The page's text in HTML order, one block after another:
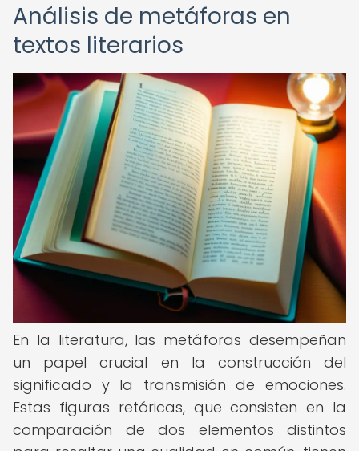
Análisis de metáforas en
textos literarios
En la literatura, las metáforas desempeñan
un papel crucial en la construcción del
significado y la transmisión de emociones.
Estas figuras retóricas, que consisten en la
comparación de dos elementos distintos